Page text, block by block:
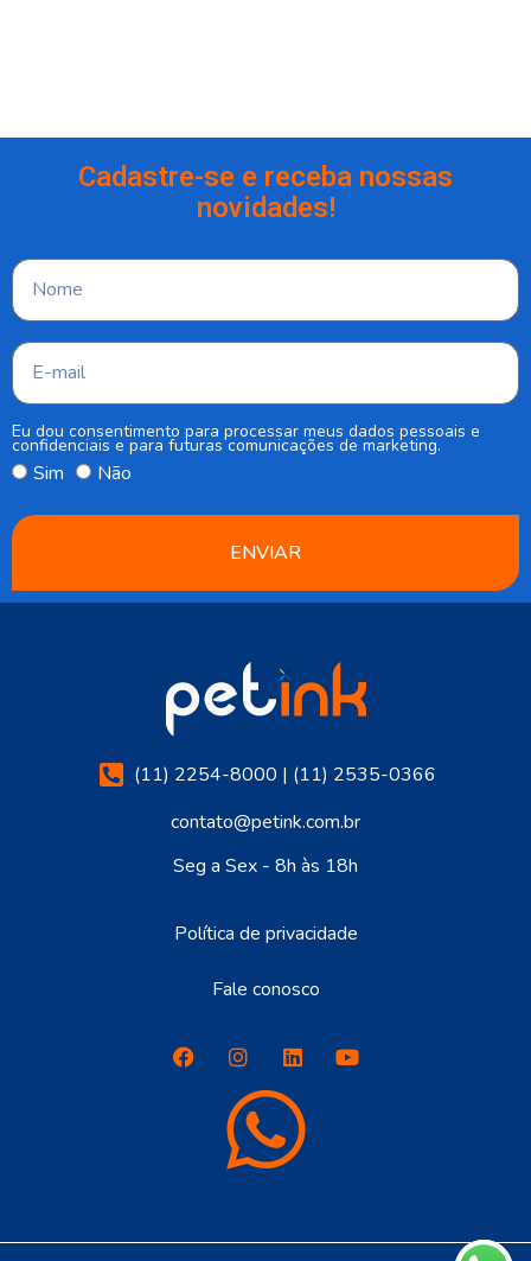
Cadastre-se e receba nossas
novidades!
Eu dou consentimento para processar meus dados pessoais e
confidenciais e para futuras comunicações de marketing.
Sim Não
ENVIAR
(11) 2254-8000 | (11) 2535-0366
contato@petink.com.br
Seg a Sex - 8h às 18h
Política de privacidade
Fale conosco